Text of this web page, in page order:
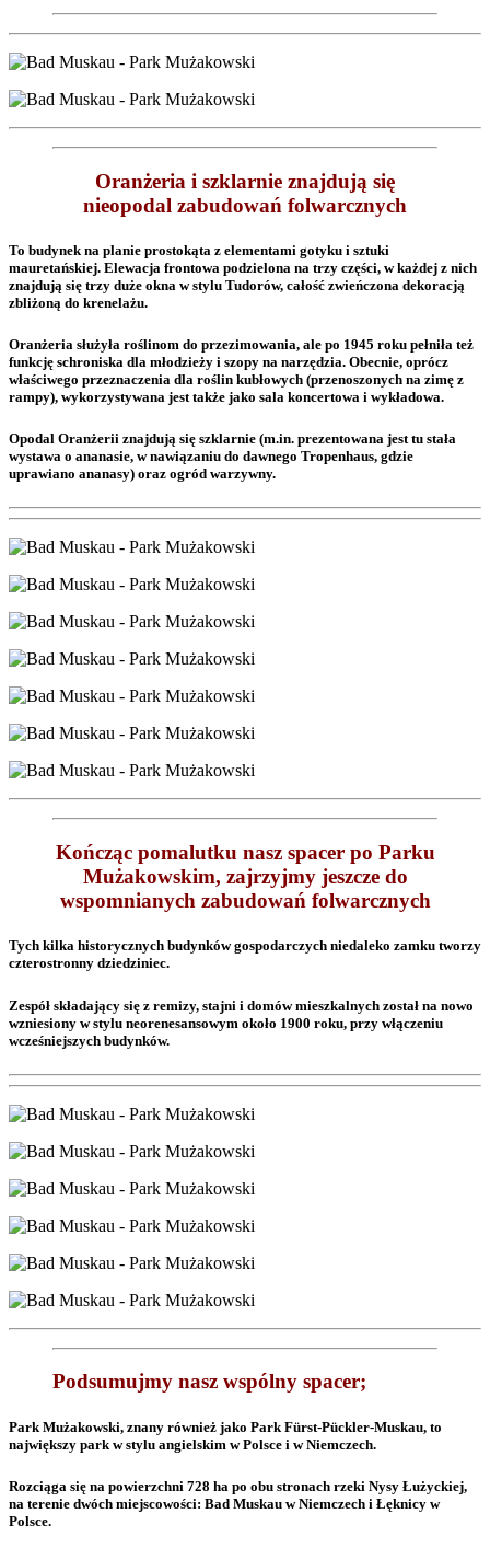
Oranżeria i szklarnie znajdują się
nieopodal zabudowań folwarcznych
To budynek na planie prostokąta z elementami gotyku i sztuki
mauretańskiej. Elewacja frontowa podzielona na trzy części, w każdej z nich
znajdują się trzy duże okna w stylu Tudorów, całość zwieńczona dekoracją
zbliżoną do krenelażu.
Oranżeria służyła roślinom do przezimowania, ale po 1945 roku pełniła też
funkcję schroniska dla młodzieży i szopy na narzędzia. Obecnie, oprócz
właściwego przeznaczenia dla roślin kubłowych (przenoszonych na zimę z
rampy), wykorzystywana jest także jako sala koncertowa i wykładowa.
Opodal Oranżerii znajdują się szklarnie (m.in. prezentowana jest tu stała
wystawa o ananasie, w nawiązaniu do dawnego Tropenhaus, gdzie
uprawiano ananasy) oraz ogród warzywny.
Kończąc pomalutku nasz spacer po Parku
Mużakowskim, zajrzyjmy jeszcze do
wspomnianych zabudowań folwarcznych
Tych kilka historycznych budynków gospodarczych niedaleko zamku tworzy
czterostronny dziedziniec.
Zespół składający się z remizy, stajni i domów mieszkalnych został na nowo
wzniesiony w stylu neorenesansowym około 1900 roku, przy włączeniu
wcześniejszych budynków.
Podsumujmy nasz wspólny spacer;
Park Mużakowski, znany również jako Park Fürst-Pückler-Muskau, to
największy park w stylu angielskim w Polsce i w Niemczech.
Rozciąga się na powierzchni 728 ha po obu stronach rzeki Nysy Łużyckiej,
na terenie dwóch miejscowości: Bad Muskau w Niemczech i Łęknicy w
Polsce.